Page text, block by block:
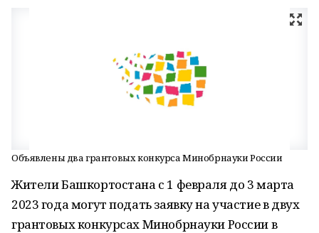
Объявлены два грантовых конкурса Минобрнауки России
Жители Башкортостана с 1 февраля до 3 марта
2023 года могут подать заявку на участие в двух
грантовых конкурсах Минобрнауки России в